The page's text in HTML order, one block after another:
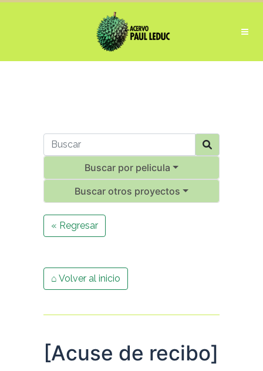
Buscar por pelicula
Buscar otros proyectos
« Regresar
⌂ Volver al inicio
[Acuse de recibo]